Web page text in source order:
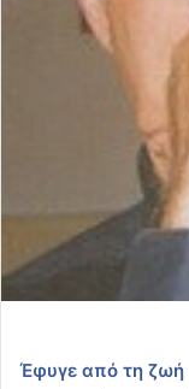
Έφυγε από τη ζωή